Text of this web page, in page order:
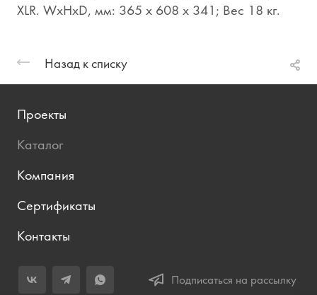
XLR. WхHхD, мм: 365 х 608 х 341; Вес 18 кг.
Назад к списку
Проекты
Каталог
Компания
Сертификаты
Контакты
Подписаться на рассылку